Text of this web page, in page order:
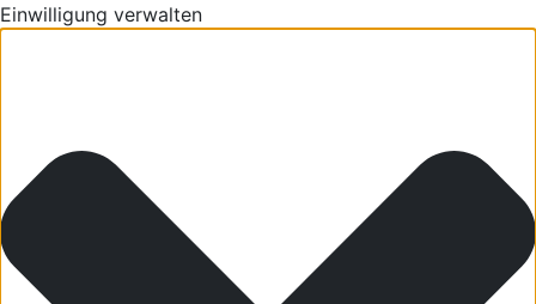
Einwilligung verwalten